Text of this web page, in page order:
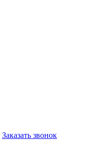
Заказать звонок